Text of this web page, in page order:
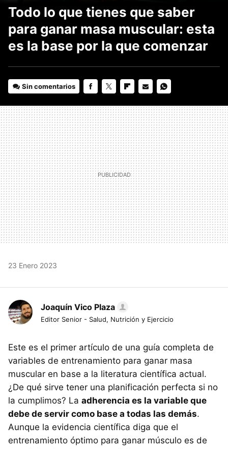
Todo lo que tienes que saber
para ganar masa muscular: esta
es la base por la que comenzar
Sin comentarios
MAIL
23 Enero 2023
Joaquín Vico Plaza
Editor Senior - Salud, Nutrición y Ejercicio
Este es el primer artículo de una guía completa de
variables de entrenamiento para ganar masa
muscular en base a la literatura científica actual.
¿De qué sirve tener una planificación perfecta si no
la cumplimos? La adherencia es la variable que
debe de servir como base a todas las demás.
Aunque la evidencia científica diga que el
entrenamiento óptimo para ganar músculo es de